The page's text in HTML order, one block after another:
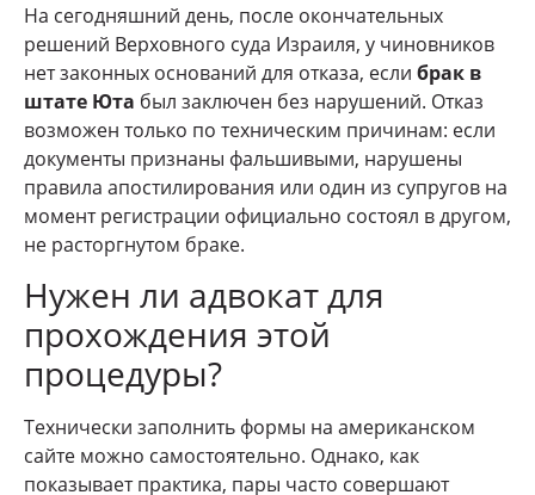
На сегодняшний день, после окончательных
решений Верховного суда Израиля, у чиновников
нет законных оснований для отказа, если брак в
штате Юта был заключен без нарушений. Отказ
возможен только по техническим причинам: если
документы признаны фальшивыми, нарушены
правила апостилирования или один из супругов на
момент регистрации официально состоял в другом,
не расторгнутом браке.
Нужен ли адвокат для
прохождения этой
процедуры?
Технически заполнить формы на американском
сайте можно самостоятельно. Однако, как
показывает практика, пары часто совершают